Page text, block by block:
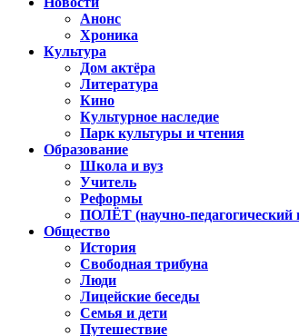
Анонс
Хроника
Культура
Дом актёра
Литература
Кино
Культурное наследие
Парк культуры и чтения
Образование
Школа и вуз
Учитель
Реформы
ПОЛЁТ (научно-педагогический
Общество
История
Свободная трибуна
Люди
Лицейские беседы
Семья и дети
Путешествие